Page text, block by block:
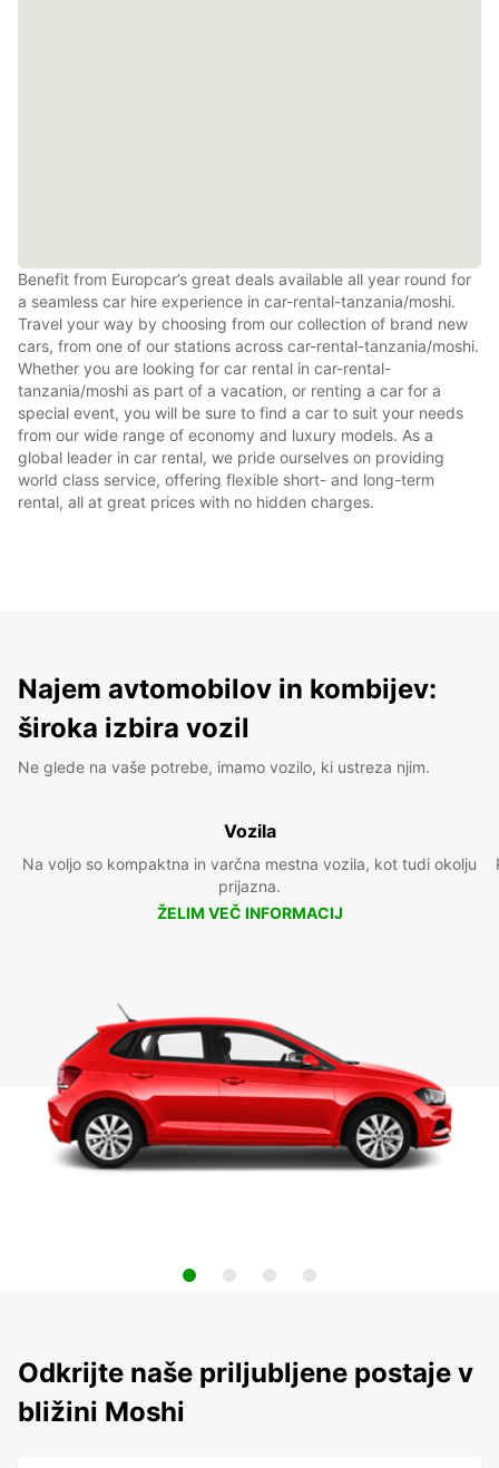
Benefit from Europcar’s great deals available all year round for
a seamless car hire experience in car-rental-tanzania/moshi.
Travel your way by choosing from our collection of brand new
cars, from one of our stations across car-rental-tanzania/moshi.
Whether you are looking for car rental in car-rental-
tanzania/moshi as part of a vacation, or renting a car for a
special event, you will be sure to find a car to suit your needs
from our wide range of economy and luxury models. As a
global leader in car rental, we pride ourselves on providing
world class service, offering flexible short- and long-term
rental, all at great prices with no hidden charges.
Najem avtomobilov in kombijev:
široka izbira vozil
Ne glede na vaše potrebe, imamo vozilo, ki ustreza njim.
Vozila
Na voljo so kompaktna in varčna mestna vozila, kot tudi okolju
prijazna.
ŽELIM VEČ INFORMACIJ
Odkrijte naše priljubljene postaje v
bližini Moshi